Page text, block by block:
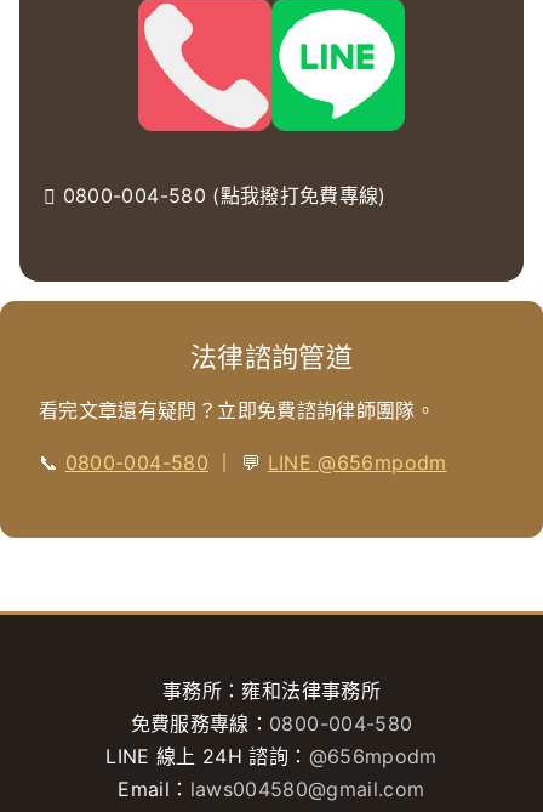
0800-004-580 (點我撥打免費專線)
法律諮詢管道
看完文章還有疑問？立即免費諮詢律師團隊。
📞 0800-004-580 ｜ 💬 LINE @656mpodm
事務所：雍和法律事務所
免費服務專線： 0800-004-580
LINE 線上 24H 諮詢： @656mpodm
Email： laws004580@gmail.com